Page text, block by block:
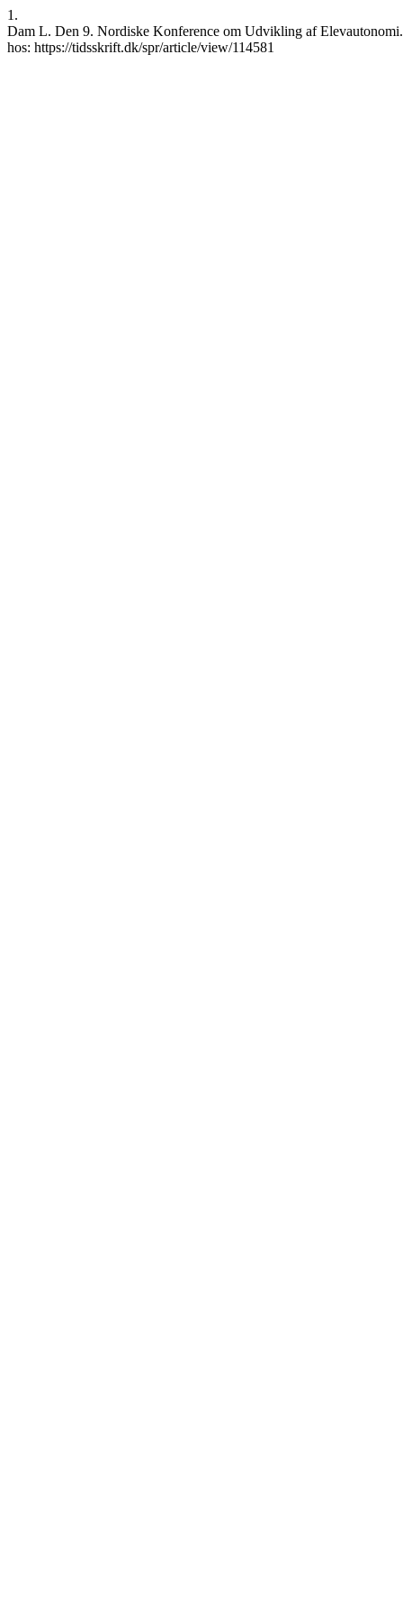
1.
Dam L. Den 9. Nordiske Konference om Udvikling af
hos: https://tidsskrift.dk/spr/article/view/114581